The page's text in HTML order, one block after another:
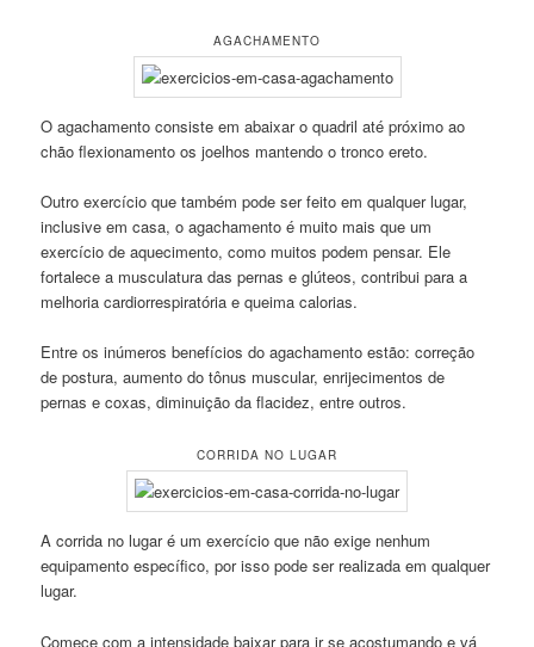
AGACHAMENTO
O agachamento consiste em abaixar o quadril até próximo ao
chão flexionamento os joelhos mantendo o tronco ereto.
Outro exercício que também pode ser feito em qualquer lugar,
inclusive em casa, o agachamento é muito mais que um
exercício de aquecimento, como muitos podem pensar. Ele
fortalece a musculatura das pernas e glúteos, contribui para a
melhoria cardiorrespiratória e queima calorias.
Entre os inúmeros benefícios do agachamento estão: correção
de postura, aumento do tônus muscular, enrijecimentos de
pernas e coxas, diminuição da flacidez, entre outros.
CORRIDA NO LUGAR
A corrida no lugar é um exercício que não exige nenhum
equipamento específico, por isso pode ser realizada em qualquer
lugar.
Comece com a intensidade baixar para ir se acostumando e vá